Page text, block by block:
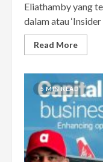
Eliathamby yang
dalam atau
Read More
5 MIN READ